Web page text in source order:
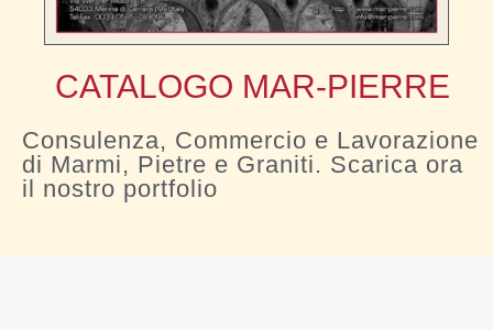
CATALOGO MAR-PIERRE
Consulenza, Commercio e Lavorazione
di Marmi, Pietre e Graniti. Scarica ora
il nostro portfolio